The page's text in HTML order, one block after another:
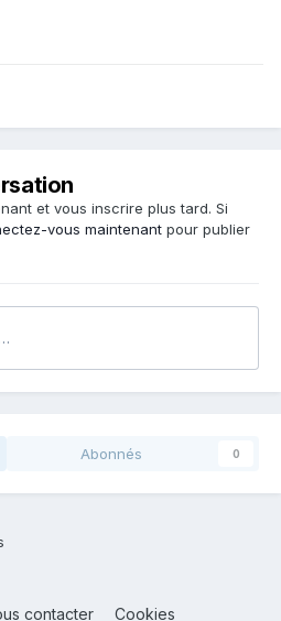
et vous inscrire plus tard. Si
vous maintenant pour publier
Abonnés 0
contacter Cookies